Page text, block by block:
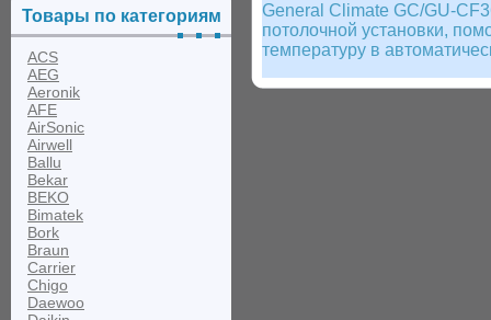
Товары по категориям
ACS
AEG
Aeronik
AFE
AirSonic
Airwell
Ballu
Bekar
BEKO
Bimatek
Bork
Braun
Carrier
Chigo
Daewoo
General Climate GC/GU-
потолочной установки,
температуру в